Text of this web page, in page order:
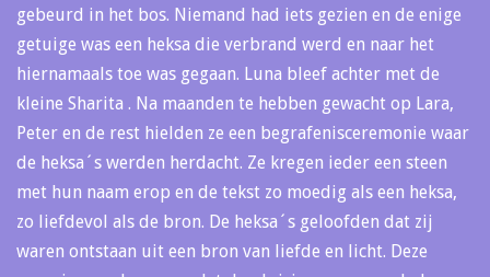
gebeurd in het bos. Niemand had iets gezien en de enige
getuige was een heksa die verbrand werd en naar het
hiernamaals toe was gegaan. Luna bleef achter met de
kleine Sharita . Na maanden te hebben gewacht op Lara,
Peter en de rest hielden ze een begrafenisceremonie waar
de heksa´s werden herdacht. Ze kregen ieder een steen
met hun naam erop en de tekst zo moedig als een heksa,
zo liefdevol als de bron. De heksa´s geloofden dat zij
waren ontstaan uit een bron van liefde en licht. Deze